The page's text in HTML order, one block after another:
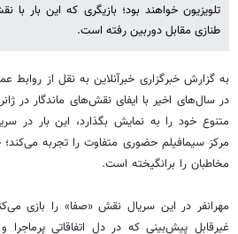
تلویزیون خواهند بود؛ بازیگری که این بار با
طنازی مقابل دوربین رفته است.
به گزارش خبرگزاری خبرآنلاین به نقل از روابط
در سال‌های اخیر با ایفای نقش‌های ماندگار در
متنوع خود را به نمایش بگذارد، این بار در
مرکز سیمافیلم حضوری متفاوت را تجربه
مخاطبان را برانگیخته است.
مهرانفر در این سریال نقش «صفا» را بازی
غیرقابل پیش‌بینی که در دل اتفاقاتی پرماجرا